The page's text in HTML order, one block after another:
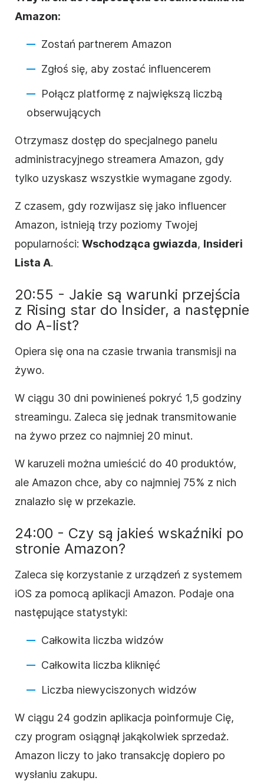
Amazon:
Zostań partnerem Amazon
Zgłoś się, aby zostać influencerem
Połącz platformę z największą liczbą
obserwujących
Otrzymasz dostęp do specjalnego panelu
administracyjnego streamera Amazon, gdy
tylko uzyskasz wszystkie wymagane zgody.
Z czasem, gdy rozwijasz się jako influencer
Amazon, istnieją trzy poziomy Twojej
popularności: Wschodząca gwiazda, Insideri
Lista A.
20:55 - Jakie są warunki przejścia
z Rising star do Insider, a następnie
do A-list?
Opiera się ona na czasie trwania transmisji na
żywo.
W ciągu 30 dni powinieneś pokryć 1,5 godziny
streamingu. Zaleca się jednak transmitowanie
na żywo przez co najmniej 20 minut.
W karuzeli można umieścić do 40 produktów,
ale Amazon chce, aby co najmniej 75% z nich
znalazło się w przekazie.
24:00 - Czy są jakieś wskaźniki po
stronie Amazon?
Zaleca się korzystanie z urządzeń z systemem
iOS za pomocą aplikacji Amazon. Podaje ona
następujące statystyki:
Całkowita liczba widzów
Całkowita liczba kliknięć
Liczba niewyciszonych widzów
W ciągu 24 godzin aplikacja poinformuje Cię,
czy program osiągnął jakąkolwiek sprzedaż.
Amazon liczy to jako transakcję dopiero po
wysłaniu zakupu.